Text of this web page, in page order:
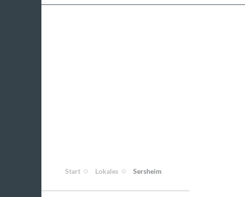
Start Lokales Sersheim